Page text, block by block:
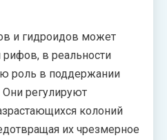
и гидроидов может
в реальности
роль в поддержании
регулируют
колоний
их чрезмерное